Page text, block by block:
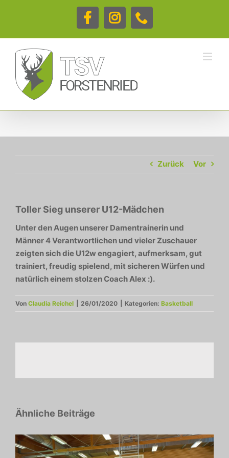
FacebookInstagram
Telefon
Zurück Vor
Toller Sieg unserer U12-Mädchen
Unter den Augen unserer Damentrainerin und
Männer 4 Verantwortlichen und vieler Zuschauer
zeigten sich die U12w engagiert, aufmerksam, gut
trainiert, freudig spielend, mit sicheren Würfen und
natürlich einem stolzen Coach Alex :).
Von Claudia Reichel 26/01/2020 Kategorien: Basketball
Ähnliche Beiträge